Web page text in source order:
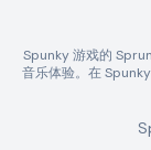
Spunky 游戏的
音乐体验。在